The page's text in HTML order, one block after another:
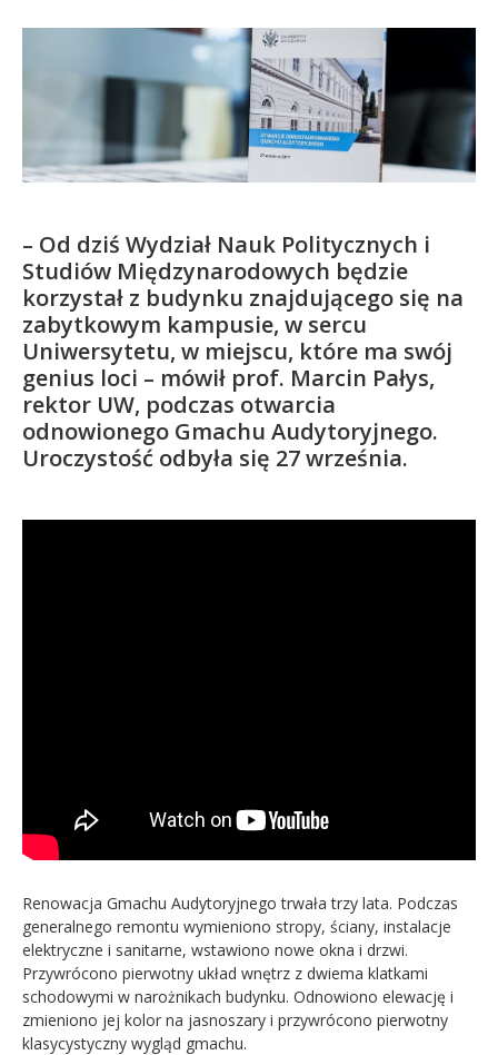
– Od dziś Wydział Nauk Politycznych i
Studiów Międzynarodowych będzie
korzystał z budynku znajdującego się na
zabytkowym kampusie, w sercu
Uniwersytetu, w miejscu, które ma swój
genius loci – mówił prof. Marcin Pałys,
rektor UW, podczas otwarcia
odnowionego Gmachu Audytoryjnego.
Uroczystość odbyła się 27 września.
Renowacja Gmachu Audytoryjnego trwała trzy lata. Podczas
generalnego remontu wymieniono stropy, ściany, instalacje
elektryczne i sanitarne, wstawiono nowe okna i drzwi.
Przywrócono pierwotny układ wnętrz z dwiema klatkami
schodowymi w narożnikach budynku. Odnowiono elewację i
zmieniono jej kolor na jasnoszary i przywrócono pierwotny
klasycystyczny wygląd gmachu.